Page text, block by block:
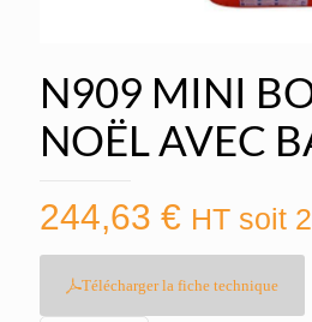
N909 MINI
NOËL AVEC
244,63 € HT soit
Télécharger la fiche technique